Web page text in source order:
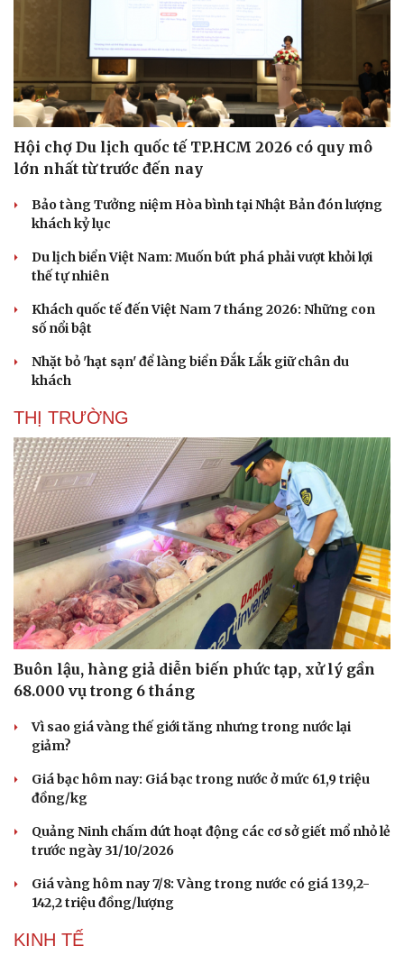
Văn hóa
Văn học
Âm nhạc
Thời trang
Hội chợ Du lịch quốc tế TP.HCM 2026 có quy mô
lớn nhất từ trước đến nay
Bảo tàng Tưởng niệm Hòa bình tại Nhật Bản đón lượng
khách kỷ lục
Du lịch biển Việt Nam: Muốn bứt phá phải vượt khỏi lợi
thế tự nhiên
Khách quốc tế đến Việt Nam 7 tháng 2026: Những con
số nổi bật
Nhặt bỏ 'hạt sạn' để làng biển Đắk Lắk giữ chân du
khách
THỊ TRƯỜNG
Buôn lậu, hàng giả diễn biến phức tạp, xử lý gần
68.000 vụ trong 6 tháng
Vì sao giá vàng thế giới tăng nhưng trong nước lại
giảm?
Giá bạc hôm nay: Giá bạc trong nước ở mức 61,9 triệu
đồng/kg
Quảng Ninh chấm dứt hoạt động các cơ sở giết mổ nhỏ lẻ
trước ngày 31/10/2026
Giá vàng hôm nay 7/8: Vàng trong nước có giá 139,2-
142,2 triệu đồng/lượng
KINH TẾ